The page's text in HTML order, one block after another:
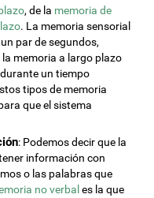
, de la memoria de
. La memoria sensorial
par de segundos,
memoria a largo plazo
un tiempo
tipos de memoria
que el sistema
: Podemos decir que la
información con
o las palabras que
no verbal es la que